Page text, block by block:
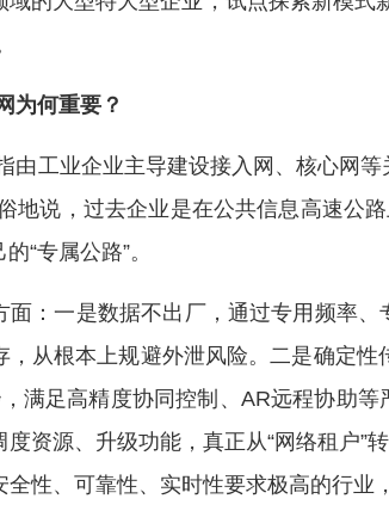
为何重要？
由工业企业主导建设接入网、核心网
地说，过去企业是在公共信息高速公
“专属公路”。
面：一是数据不出厂，通过专用频率
，从根本上规避外泄风险。二是确定
满足高精度协同控制、AR远程协助
资源、升级功能，真正从“网络租户”
性、可靠性、实时性要求极高的行业